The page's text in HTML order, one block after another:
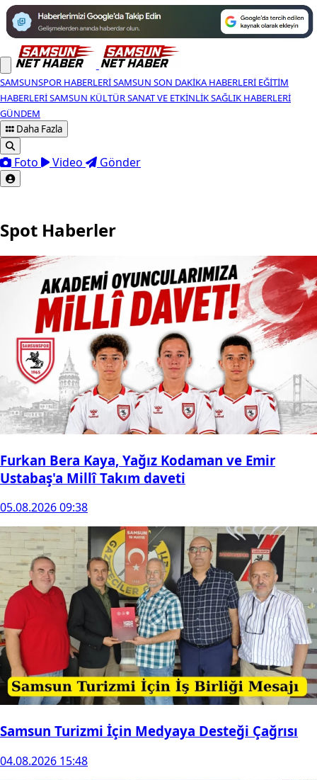
SAMSUNSPOR HABERLERISAMSUN SON DAKIKA HABERLERI EĞITIM
HABERLERISAMSUN KÜLTÜR SANAT VE ETKINLIKSAĞLIK HABERLERI
GÜNDEM
Daha Fazla
Foto Video Gönder
Spot Haberler
Furkan Bera Kaya, Yağız Kodaman ve Emir
Ustabaş'a Millî Takım daveti
05.08.2026 09:38
Samsun Turizmi İçin Medyaya Desteği Çağrısı
04.08.2026 15:48